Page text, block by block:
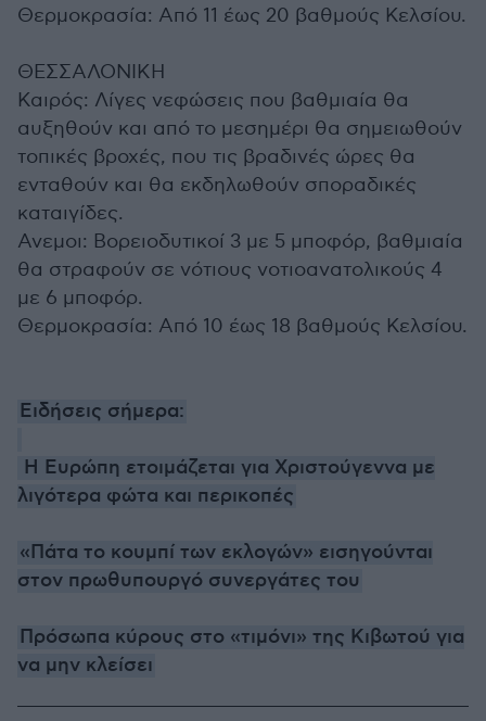
Θερμοκρασία: Από 11 έως 20 βαθμούς Κελσίου.
ΘΕΣΣΑΛΟΝΙΚΗ
Καιρός: Λίγες νεφώσεις που βαθμιαία θα
αυξηθούν και από το μεσημέρι θα σημειωθούν
τοπικές βροχές, που τις βραδινές ώρες θα
ενταθούν και θα εκδηλωθούν σποραδικές
καταιγίδες.
Ανεμοι: Βορειοδυτικοί 3 με 5 μποφόρ, βαθμιαία
θα στραφούν σε νότιους νοτιοανατολικούς 4
με 6 μποφόρ.
Θερμοκρασία: Από 10 έως 18 βαθμούς Κελσίου.
Ειδήσεις σήμερα:
Η Ευρώπη ετοιμάζεται για Χριστούγεννα με
λιγότερα φώτα και περικοπές
«Πάτα το κουμπί των εκλογών» εισηγούνται
στον πρωθυπουργό συνεργάτες του
Πρόσωπα κύρους στο «τιμόνι» της Κιβωτού για
να μην κλείσει